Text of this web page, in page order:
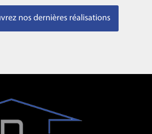
nos dernières réalisations